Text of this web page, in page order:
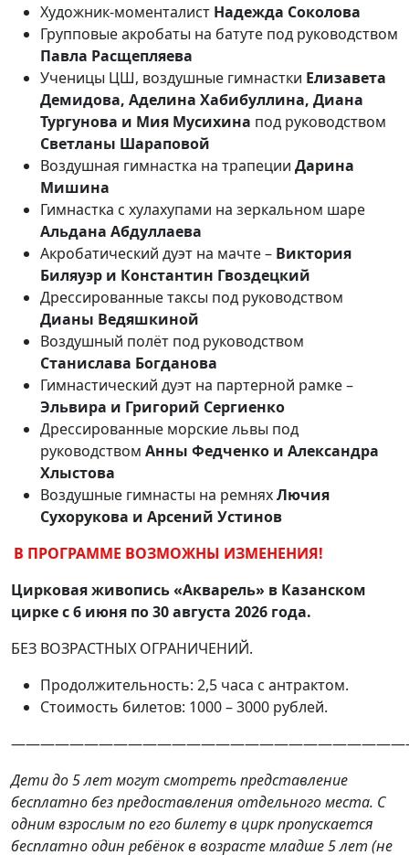
Художник-моменталист Надежда Соколова
Групповые акробаты на батуте под руководством
Павла Расщепляева
Ученицы ЦШ, воздушные гимнастки Елизавета
Демидова, Аделина Хабибуллина, Диана
Тургунова и Мия Мусихина под руководством
Светланы Шараповой
Воздушная гимнастка на трапеции Дарина
Мишина
Гимнастка с хулахупами на зеркальном шаре
Альдана Абдуллаева
Акробатический дуэт на мачте – Виктория
Биляуэр и Константин Гвоздецкий
Дрессированные таксы под руководством
Дианы Ведяшкиной
Воздушный полёт под руководством
Станислава Богданова
Гимнастический дуэт на партерной рамке –
Эльвира и Григорий Сергиенко
Дрессированные морские львы под
руководством Анны Федченко и Александра
Хлыстова
Воздушные гимнасты на ремняхЛючия
Сухорукова и Арсений Устинов
В ПРОГРАММЕ ВОЗМОЖНЫ ИЗМЕНЕНИЯ!
Цирковая живопись «Акварель» в Казанском
цирке с 6 июня по 30 августа 2026 года.
БЕЗ ВОЗРАСТНЫХ ОГРАНИЧЕНИЙ.
Продолжительность: 2,5 часа с антрактом.
Стоимость билетов: 1000 – 3000 рублей.
Дети до 5 лет могут смотреть представление
бесплатно без предоставления отдельного места. С
одним взрослым по его билету в цирк пропускается
бесплатно один ребёнок в возрасте младше 5 лет (не